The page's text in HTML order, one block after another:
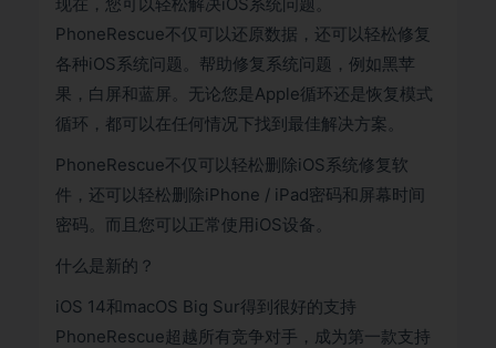
PhoneRescue不仅可以还原数据，还可以轻松修复
各种iOS系统问题。帮助修复系统问题，例如黑苹
果，白屏和蓝屏。无论您是Apple循环还是恢复模式
循环，都可以在任何情况下找到最佳解决方案。
PhoneRescue不仅可以轻松删除iOS系统修复软
件，还可以轻松删除iPhone / iPad密码和屏幕时间
密码。而且您可以正常使用iOS设备。
什么是新的？
iOS 14和macOS Big Sur得到很好的支持
PhoneRescue超越所有竞争对手，成为第一款支持